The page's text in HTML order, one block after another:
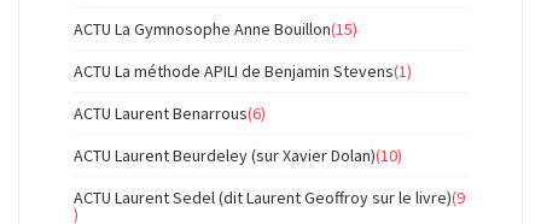
ACTU La Gymnosophe Anne Bouillon(15)
ACTU La méthode APILI de Benjamin Stevens(1)
ACTU Laurent Benarrous(6)
ACTU Laurent Beurdeley (sur Xavier Dolan)(10)
ACTU Laurent Sedel (dit Laurent Geoffroy sur le livre)(9
)